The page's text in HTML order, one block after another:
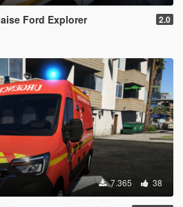
Ford Explorer 2.0
7.365 38